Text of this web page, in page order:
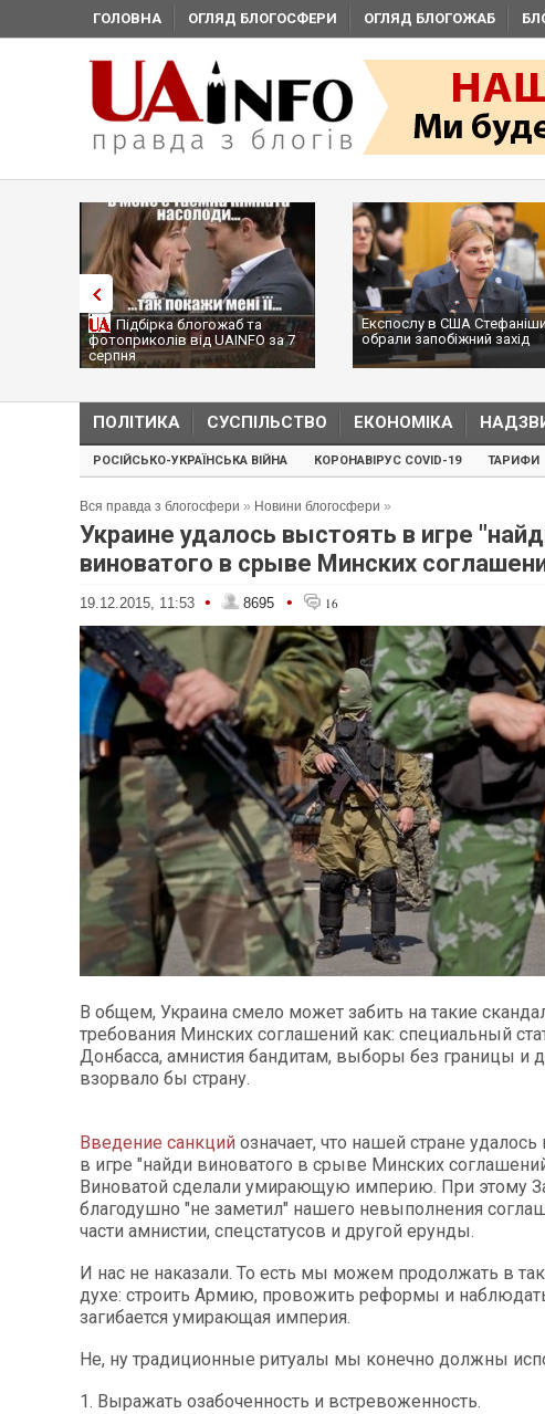
ГОЛОВНА ОГЛЯД БЛОГОСФЕРИ ОГЛЯД БЛОГОЖАБ
Підбірка блогожаб та
фотоприколів від UAINFO за 7
серпня
Експослу в США
обрали запобіжний захід
ПОЛІТИКА СУСПІЛЬСТВО ЕКОНОМІКА
РОСІЙСЬКО-УКРАЇНСЬКА ВІЙНА КОРОНАВІРУС COVID-19 ТАРИФИ
Вся правда з блогосфери » Новини блогосфери »
Украине удалось выстоять в игре
виноватого в срыве Минских
19.12.2015, 11:53 • 8695 • 16
В общем, Украина смело может забить на такие
требования Минских соглашений как: специальный
Донбасса, амнистия бандитам, выборы без границы и
взорвало бы страну.
Введение санкций означает, что нашей стране удалось
в игре "найди виноватого в срыве Минских
Виноватой сделали умирающую империю. При этому
благодушно "не заметил" нашего невыполнения
части амнистии, спецстатусов и другой ерунды.
И нас не наказали. То есть мы можем продолжать в
духе: строить Армию, провожить реформы и
загибается умирающая империя.
Не, ну традиционные ритуалы мы конечно должны
1. Выражать озабоченность и встревоженность.